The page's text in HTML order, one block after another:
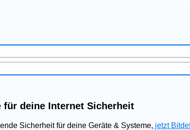
deine Internet Sicherheit
Sicherheit für deine Geräte & Systeme, jetzt